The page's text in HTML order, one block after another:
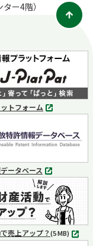
ー4階）
トフォーム
別
ブ
で
く
ータベース
別
タ
ブ
で
開
く
売上アップ？(5 MB) MP4